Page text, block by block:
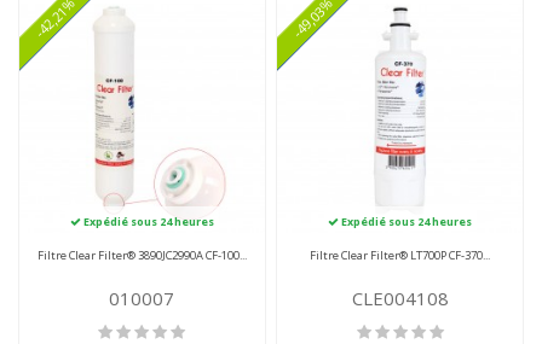
-42,21%
Expédié sous 24 heures
Filtre Clear Filter® 3890JC2990A CF-100...
010007
-49,03%
Expédié sous 24 heures
Filtre Clear Filter® LT700P CF-370...
CLE004108